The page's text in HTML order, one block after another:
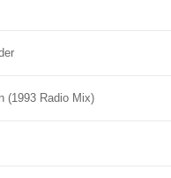
(1993 Radio Mix)